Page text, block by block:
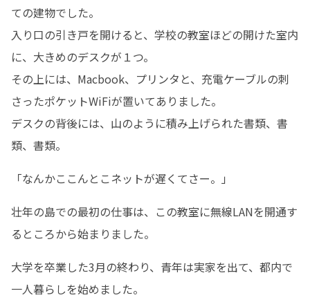
ての建物でした。
入り口の引き戸を開けると、学校の教室ほどの開けた室内
に、大きめのデスクが１つ。
その上には、Macbook、プリンタと、充電ケーブルの刺
さったポケットWiFiが置いてありました。
デスクの背後には、山のように積み上げられた書類、書
類、書類。
「なんかここんとこネットが遅くてさー。」
壮年の島での最初の仕事は、この教室に無線LANを開通す
るところから始まりました。
大学を卒業した3月の終わり、青年は実家を出て、都内で
一人暮らしを始めました。